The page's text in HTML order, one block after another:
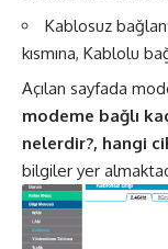
Kablosuz
kısmına, Kablolu
Açılan sayfada
modeme bağlı
nelerdir?, hangi
bilgiler yer